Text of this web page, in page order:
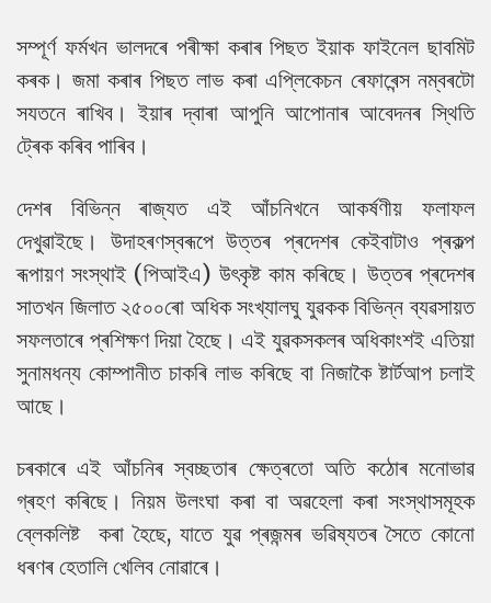
সম্পূৰ্ণ ফৰ্মখন ভালদৰে পৰীক্ষা কৰাৰ পিছত ইয়াক ফাইনেল ছাবমিট
কৰক। জমা কৰাৰ পিছত লাভ কৰা এপ্লিকেচন ৰেফাৰেন্স নম্বৰটো
সযতনে ৰাখিব। ইয়াৰ দ্বাৰা আপুনি আপোনাৰ আবেদনৰ স্থিতি
ট্ৰেক কৰিব পাৰিব।
দেশৰ বিভিন্ন ৰাজ্যত এই আঁচনিখনে আকৰ্ষণীয় ফলাফল
দেখুৱাইছে। উদাহৰণস্বৰূপে উত্তৰ প্ৰদেশৰ কেইবাটাও প্ৰকল্প
ৰূপায়ণ সংস্থাই (পিআইএ) উৎকৃষ্ট কাম কৰিছে। উত্তৰ প্ৰদেশৰ
সাতখন জিলাত ২৫০০ৰো অধিক সংখ্যালঘু যুৱকক বিভিন্ন ব্যৱসায়ত
সফলতাৰে প্ৰশিক্ষণ দিয়া হৈছে। এই যুৱকসকলৰ অধিকাংশই এতিয়া
সুনামধন্য কোম্পানীত চাকৰি লাভ কৰিছে বা নিজাকৈ ষ্টাৰ্টআপ চলাই
আছে।
চৰকাৰে এই আঁচনিৰ স্বচ্ছতাৰ ক্ষেত্ৰতো অতি কঠোৰ মনোভাৱ
গ্ৰহণ কৰিছে। নিয়ম উলংঘা কৰা বা অৱহেলা কৰা সংস্থাসমূহক
ব্লেকলিষ্ট কৰা হৈছে, যাতে যুৱ প্ৰজন্মৰ ভৱিষ্যতৰ সৈতে কোনো
ধৰণৰ হেতালি খেলিব নোৱাৰে।